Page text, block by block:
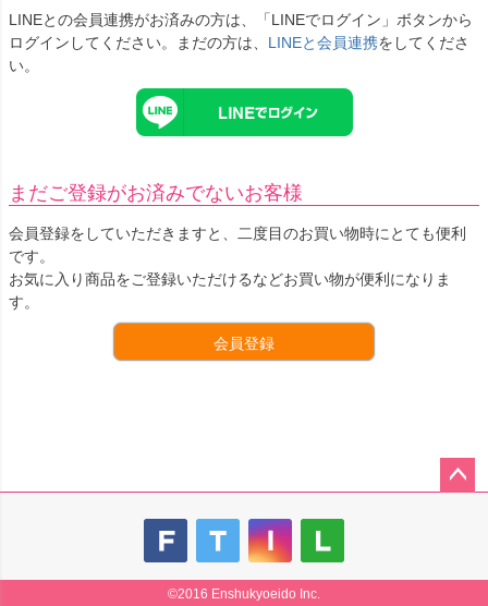
LINEとの会員連携がお済みの方は、「LINEでログイン」ボタンから
ログインしてください。まだの方は、 LINEと会員連携をしてくださ
い。
まだご登録がお済みでないお客様
会員登録をしていただきますと、二度目のお買い物時にとても便利
です。
お気に入り商品をご登録いただけるなどお買い物が便利になりま
す。
会員登録
©2016 Enshukyoeido Inc.